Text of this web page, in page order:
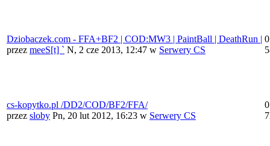
Dziobaczek.com - FFA+BF2 | COD:MW3 | PaintBall | DeathRun |
przez meeS[t] ` N, 2 cze 2013, 12:47 w Serwery CS
cs-kopytko.pl /DD2/COD/BF2/FFA/
przez sloby Pn, 20 lut 2012, 16:23 w Serwery CS